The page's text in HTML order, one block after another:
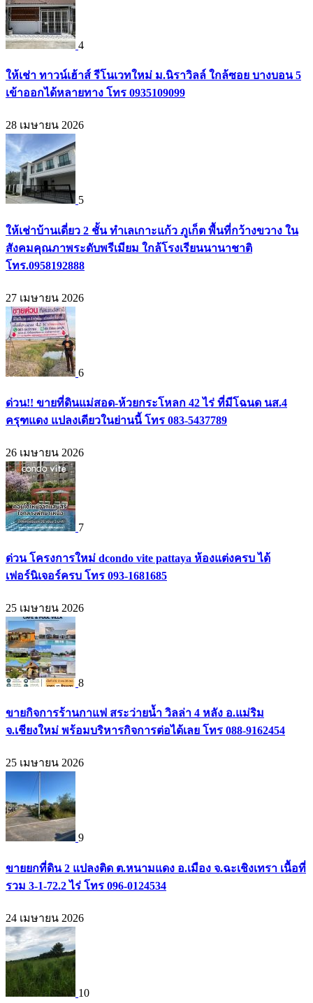
4
ให้เช่า ทาวน์เฮ้าส์ รีโนเวทใหม่ ม.นิราวิลล์ ใกล้ซอย บางบอน 5
เข้าออกได้หลายทาง โทร 0935109099
28 เมษายน 2026
5
ให้เช่าบ้านเดี่ยว 2 ชั้น ทำเลเกาะแก้ว ภูเก็ต พื้นที่กว้างขวาง ใน
สังคมคุณภาพระดับพรีเมียม ใกล้โรงเรียนนานาชาติ
โทร.0958192888
27 เมษายน 2026
6
ด่วน!! ขายที่ดินแม่สอด-ห้วยกระโหลก 42 ไร่ ที่มีโฉนด นส.4
ครุฑแดง แปลงเดียวในย่านนี้ โทร 083-5437789
26 เมษายน 2026
7
ด่วน โครงการใหม่ dcondo vite pattaya ห้องแต่งครบ ได้
เฟอร์นิเจอร์ครบ โทร 093-1681685
25 เมษายน 2026
8
ขายกิจการร้านกาแฟ สระว่ายน้ำ วิลล่า 4 หลัง อ.แม่ริม
จ.เชียงใหม่ พร้อมบริหารกิจการต่อได้เลย โทร 088-9162454
25 เมษายน 2026
9
ขายยกที่ดิน 2 แปลงติด ต.หนามแดง อ.เมือง จ.ฉะเชิงเทรา เนื้อที่
รวม 3-1-72.2 ไร่ โทร 096-0124534
24 เมษายน 2026
10